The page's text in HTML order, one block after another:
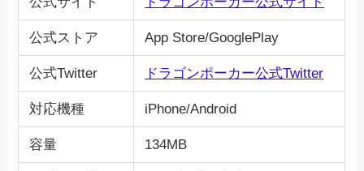
公式ストア App Store/GooglePlay
公式Twitter ドラゴンポーカー公式Twitter
対応機種 iPhone/Android
容量 134MB